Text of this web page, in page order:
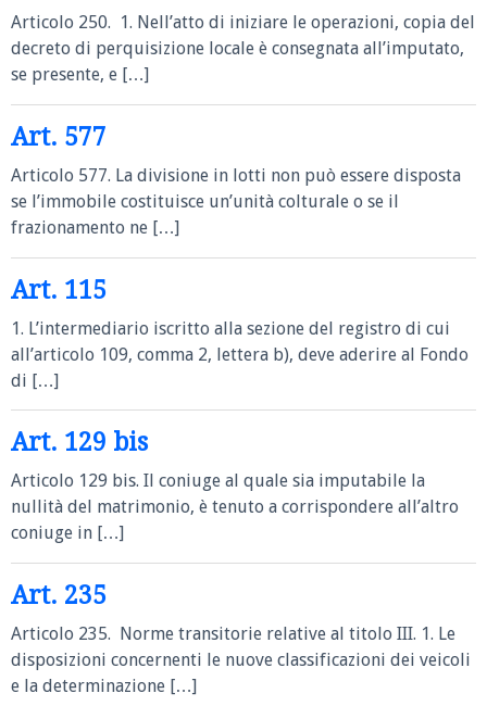
Articolo 250. 1. Nell’atto di iniziare le operazioni, copia del
decreto di perquisizione locale è consegnata all’imputato,
se presente, e […]
Art. 577
Articolo 577. La divisione in lotti non può essere disposta
se l’immobile costituisce un’unità colturale o se il
frazionamento ne […]
Art. 115
1. L’intermediario iscritto alla sezione del registro di cui
all’articolo 109, comma 2, lettera b), deve aderire al Fondo
di […]
Art. 129 bis
Articolo 129 bis. Il coniuge al quale sia imputabile la
nullità del matrimonio, è tenuto a corrispondere all’altro
coniuge in […]
Art. 235
Articolo 235. Norme transitorie relative al titolo III. 1. Le
disposizioni concernenti le nuove classificazioni dei veicoli
e la determinazione […]